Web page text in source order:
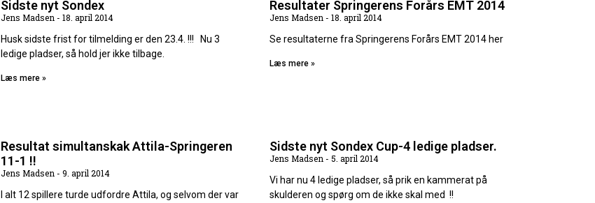
Sidste nyt Sondex
Jens Madsen
18. april 2014
Husk sidste frist for tilmelding er den 23.4. !!! Nu 3
ledige pladser, så hold jer ikke tilbage.
Læs mere »
Resultater Springerens Forårs EMT 2014
Jens Madsen
18. april 2014
Se resultaterne fra Springerens Forårs EMT 2014 her
Læs mere »
Resultat simultanskak Attila-Springeren
11-1 !!
Jens Madsen
9. april 2014
I alt 12 spillere turde udfordre Attila, og selvom der var
Sidste nyt Sondex Cup-4 ledige pladser.
Jens Madsen
5. april 2014
Vi har nu 4 ledige pladser, så prik en kammerat på
skulderen og spørg om de ikke skal med !!